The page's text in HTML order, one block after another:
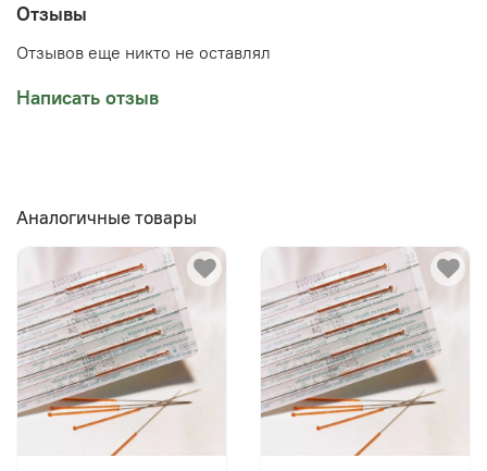
Отзывы
Отзывов еще никто не оставлял
Написать отзыв
Аналогичные товары